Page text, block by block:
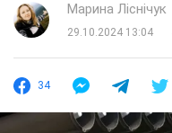
Марина Ліснічук
29.10.2024 13:04
34